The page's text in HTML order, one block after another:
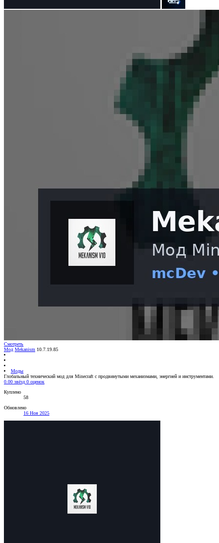
Смотреть
Мод Mekanism 10.7.19.85
Моды
Глобальный технический мод для Minecraft с продвинутыми механизмами, энергией и инструментами.
0.00 звёзд 0 оценок
Куплено
58
Обновлено
16 Ноя 2025